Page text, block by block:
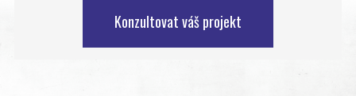
Konzultovat váš projekt